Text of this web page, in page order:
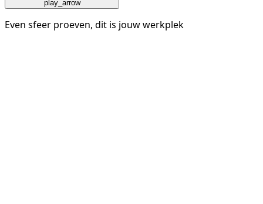
play_arrow
Even sfeer proeven, dit is jouw werkplek